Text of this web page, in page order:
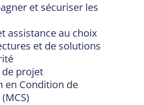
et sécuriser les
assistance au choix
et de solutions
de projet
en Condition de